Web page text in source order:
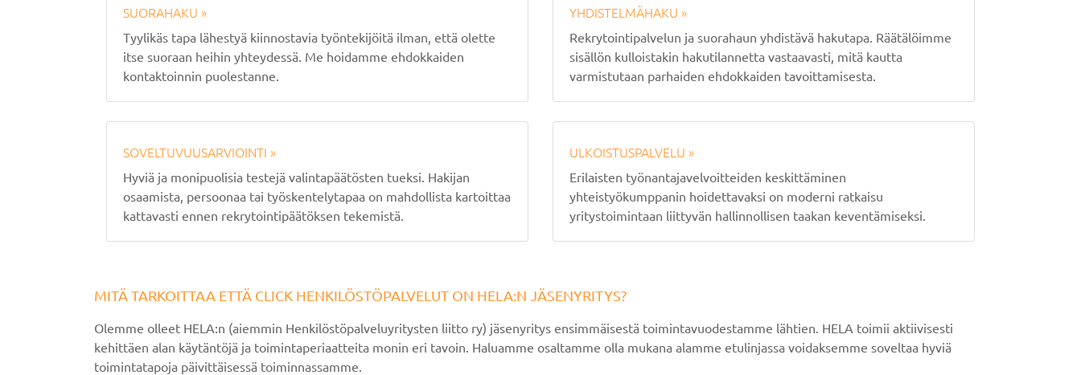
SUORAHAKU »
Tyylikäs tapa lähestyä kiinnostavia työntekijöitä ilman, että olette
itse suoraan heihin yhteydessä. Me hoidamme ehdokkaiden
kontaktoinnin puolestanne.
YHDISTELMÄHAKU »
Rekrytointipalvelun ja suorahaun yhdistävä hakutapa. Räätälöimme
sisällön kulloistakin hakutilannetta vastaavasti, mitä kautta
varmistutaan parhaiden ehdokkaiden tavoittamisesta.
SOVELTUVUUSARVIOINTI »
Hyviä ja monipuolisia testejä valintapäätösten tueksi. Hakijan
osaamista, persoonaa tai työskentelytapaa on mahdollista kartoittaa
kattavasti ennen rekrytointipäätöksen tekemistä.
ULKOISTUSPALVELU »
Erilaisten työnantajavelvoitteiden keskittäminen
yhteistyökumppanin hoidettavaksi on moderni ratkaisu
yritystoimintaan liittyvän hallinnollisen taakan keventämiseksi.
MITÄ TARKOITTAA ETTÄ CLICK HENKILÖSTÖPALVELUT ON HELA:N JÄSENYRITYS?
Olemme olleet HELA:n (aiemmin Henkilöstöpalveluyritysten liitto ry) jäsenyritys ensimmäisestä toimintavuodestamme lähtien. HELA toimii aktiivisesti
kehittäen alan käytäntöjä ja toimintaperiaatteita monin eri tavoin. Haluamme osaltamme olla mukana alamme etulinjassa voidaksemme soveltaa hyviä
toimintatapoja päivittäisessä toiminnassamme.